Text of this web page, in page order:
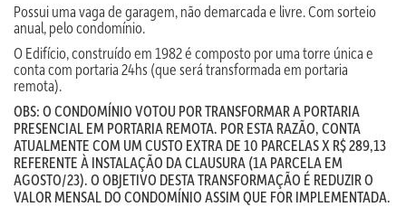
Possui uma vaga de garagem, não demarcada e livre. Com sorteio
anual, pelo condomínio.
O Edifício, construído em 1982 é composto por uma torre única e
conta com portaria 24hs (que será transformada em portaria
remota).
OBS: O CONDOMÍNIO VOTOU POR TRANSFORMAR A PORTARIA
PRESENCIAL EM PORTARIA REMOTA. POR ESTA RAZÃO, CONTA
ATUALMENTE COM UM CUSTO EXTRA DE 10 PARCELAS X R$ 289,13
REFERENTE À INSTALAÇÃO DA CLAUSURA (1A PARCELA EM
AGOSTO/23). O OBJETIVO DESTA TRANSFORMAÇÃO É REDUZIR O
VALOR MENSAL DO CONDOMÍNIO ASSIM QUE FOR IMPLEMENTADA.